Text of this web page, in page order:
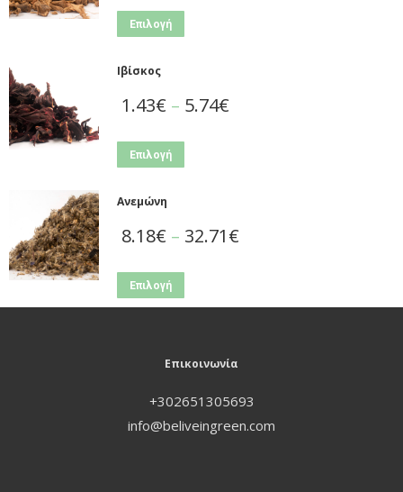
Επιλογή
Ιβίσκος
1.43€ – 5.74€
Επιλογή
Ανεμώνη
8.18€ – 32.71€
Επιλογή
Επικοινωνία
+302651305693
info@beliveingreen.com